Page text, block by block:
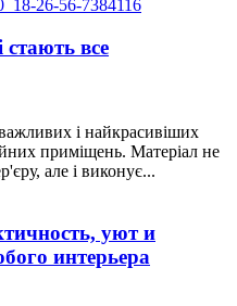
стають все
і найкрасивіших
приміщень. Матеріал не
але і виконує...
уют и
интерьера